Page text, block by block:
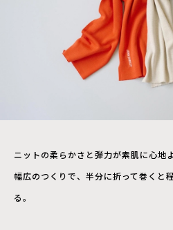
ニットの柔らかさと弾力が素肌に心地
幅広のつくりで、半分に折って巻くと
る。